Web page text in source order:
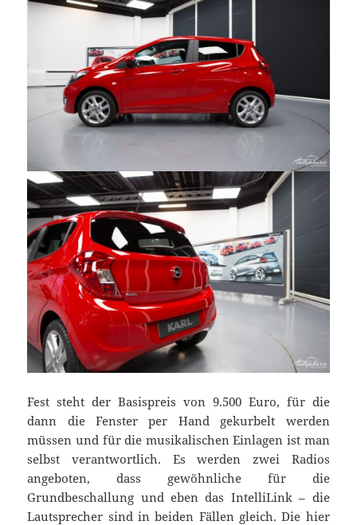
Fest steht der Basispreis von 9.500 Euro, für die
dann die Fenster per Hand gekurbelt werden
müssen und für die musikalischen Einlagen ist man
selbst verantwortlich. Es werden zwei Radios
angeboten, dass gewöhnliche für die
Grundbeschallung und eben das IntelliLink – die
Lautsprecher sind in beiden Fällen gleich. Die hier